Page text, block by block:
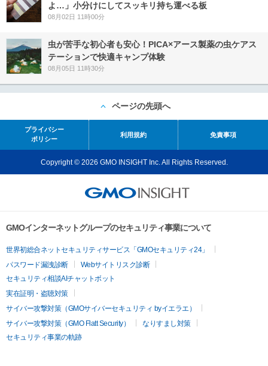
よ…」小分けにしてスッキリ持ち運べる板
08月02日 11時00分
虫が苦手な初心者も安心！PICA×アース製薬の虫ケアス
テーションで快適キャンプ体験
08月05日 11時30分
ページの先頭へ
プライバシー
ポリシー
利用規約 免責事項
Copyright © 2026 GMO INSIGHT Inc. All Rights Reserved.
GMOインターネットグループのセキュリティ事業について
世界初総合ネットセキュリティサービス「GMOセキュリティ24」
パスワード漏洩診断
Webサイトリスク診断
セキュリティ相談AIチャットボット
実在証明・盗聴対策
サイバー攻撃対策（GMOサイバーセキュリティ byイエラエ）
サイバー攻撃対策（GMO Flatt Security）
なりすまし対策
セキュリティ事業の軌跡